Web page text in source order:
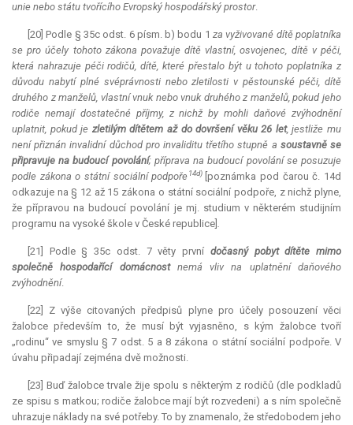
unie nebo státu tvořícího Evropský hospodářský prostor.
[20] Podle § 35c odst. 6 písm. b) bodu 1za vyživované dítě poplatníka
se pro účely tohoto zákona považuje dítě vlastní, osvojenec, dítě v péči,
která nahrazuje péči rodičů, dítě, které přestalo být u tohoto poplatníka z
důvodu nabytí plné svéprávnosti nebo zletilosti v pěstounské péči, dítě
druhého z manželů, vlastní vnuk nebo vnuk druhého z manželů, pokud jeho
rodiče nemají dostatečné příjmy, z nichž by mohli daňové zvýhodnění
uplatnit, pokud je zletilým dítětem až do dovršení věku 26 let, jestliže mu
není přiznán invalidní důchod pro invaliditu třetího stupně a soustavně se
připravuje na budoucí povolání; příprava na budoucí povolání se posuzuje
podle zákona o státní sociální podpoře14d) [poznámka pod čarou č. 14d
odkazuje na § 12 až 15 zákona o státní sociální podpoře, z nichž plyne,
že přípravou na budoucí povolání je mj. studium v některém studijním
programu na vysoké škole v České republice] .
[21] Podle § 35c odst. 7 věty první dočasný pobyt dítěte mimo
společně hospodařící domácnostnemá vliv na uplatnění daňového
zvýhodnění.
[22] Z výše citovaných předpisů plyne pro účely posouzení věci
žalobce především to, že musí být vyjasněno, s kým žalobce tvoří
„rodinu“ ve smyslu § 7 odst. 5 a 8 zákona o státní sociální podpoře. V
úvahu připadají zejména dvě možnosti.
[23] Buď žalobce trvale žije spolu s některým z rodičů (dle podkladů
ze spisu s matkou; rodiče žalobce mají být rozvedeni) a s ním společně
uhrazuje náklady na své potřeby. To by znamenalo, že středobodem jeho